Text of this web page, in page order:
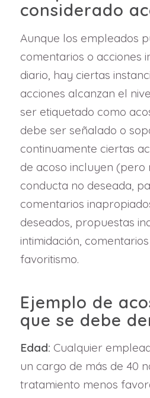
considerado
Aunque los empleados
comentarios o acciones
diario, hay ciertas
acciones alcanzan el
ser etiquetado como
debe ser señalado o
continuamente ciertas
de acoso incluyen (pero
conducta no deseada,
comentarios
deseados, propuestas
intimidación,
favoritismo.
Ejemplo de
que se debe
Edad: Cualquier
un cargo de más de 40
tratamiento menos